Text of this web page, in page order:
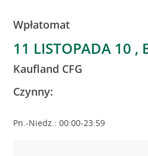
Wpłatomat
11 LISTOPADA 10 ,
Kaufland CFG
Czynny:
Pn.-Niedz.: 00:00-23:59